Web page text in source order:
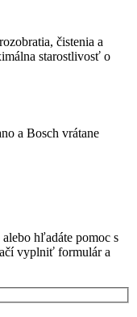
čistenia a
starostlivosť o
a Bosch vrátane
hľadáte pomoc s
vyplniť formulár a